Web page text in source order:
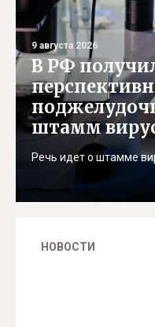
9 августа 2026
В РФ
штамм
Речь идет о штамме
НОВОСТИ